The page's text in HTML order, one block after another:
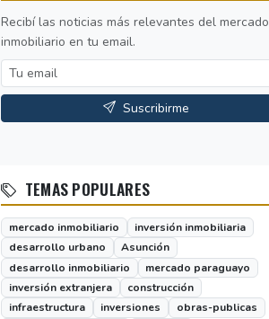
Recibí las noticias más relevantes del mercado
inmobiliario en tu email.
Suscribirme
TEMAS POPULARES
mercado inmobiliario
inversión inmobiliaria
desarrollo urbano
Asunción
desarrollo inmobiliario
mercado paraguayo
inversión extranjera
construcción
infraestructura
inversiones
obras-publicas